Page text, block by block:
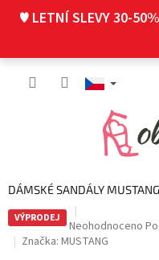
♥ LETNÍ SLEVY 30-
DÁMSKÉ SANDÁLY
VÝPRODEJ
Průměrné
hodnocení
Neohodnoceno
Značka: MUSTANG